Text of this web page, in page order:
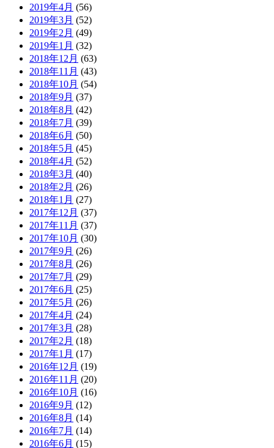
2019年4月 (56)
2019年3月 (52)
2019年2月 (49)
2019年1月 (32)
2018年12月 (63)
2018年11月 (43)
2018年10月 (54)
2018年9月 (37)
2018年8月 (42)
2018年7月 (39)
2018年6月 (50)
2018年5月 (45)
2018年4月 (52)
2018年3月 (40)
2018年2月 (26)
2018年1月 (27)
2017年12月 (37)
2017年11月 (37)
2017年10月 (30)
2017年9月 (26)
2017年8月 (26)
2017年7月 (29)
2017年6月 (25)
2017年5月 (26)
2017年4月 (24)
2017年3月 (28)
2017年2月 (18)
2017年1月 (17)
2016年12月 (19)
2016年11月 (20)
2016年10月 (16)
2016年9月 (12)
2016年8月 (14)
2016年7月 (14)
2016年6月 (15)